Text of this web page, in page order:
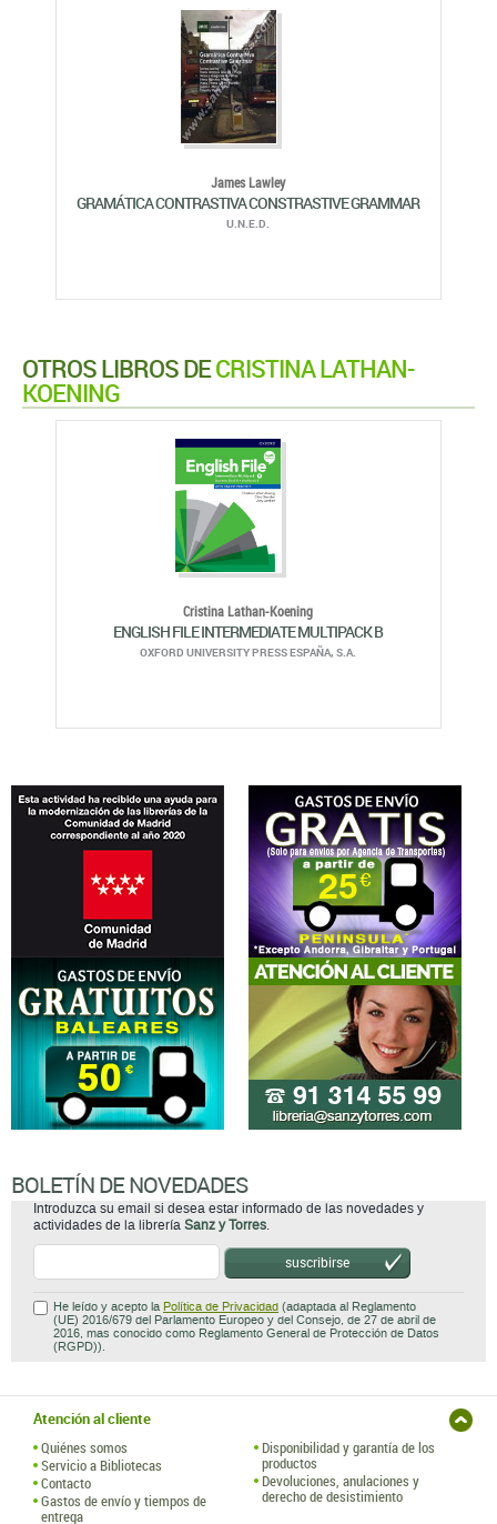
James Lawley
GRAMÁTICA CONTRASTIVA CONSTRASTIVE GRAMMAR
U.N.E.D.
OTROS LIBROS DECRISTINA LATHAN-
KOENING
Cristina Lathan-Koening
ENGLISH FILE INTERMEDIATE MULTIPACK B
OXFORD UNIVERSITY PRESS ESPAÑA, S.A.
BOLETÍN DE NOVEDADES
Introduzca su email si desea estar informado de las novedades y
actividades de la librería Sanz y Torres
suscribirse
He leído y acepto la Política de Privacidad (adaptada al Reglamento
(UE) 2016/679 del Parlamento Europeo y del Consejo, de 27 de abril de
2016, mas conocido como Reglamento General de Protección de Datos
(RGPD)).
Atención al cliente
Quiénes somos
Servicio a Bibliotecas
Contacto
Gastos de envío y tiempos de
entrega
Disponibilidad y garantía de los
productos
Devoluciones, anulaciones y
derecho de desistimiento